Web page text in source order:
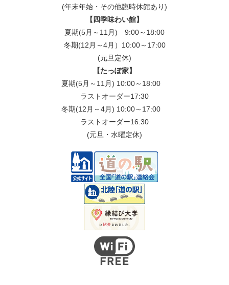
(年末年始・その他臨時休館あり)
【四季味わい館】
夏期(5月～11月) 9:00～18:00
冬期(12月～4月）10:00～17:00
(元旦定休)
【たっぽ家】
夏期(5月～11月) 10:00～18:00
ラストオーダー17:30
冬期(12月～4月) 10:00～17:00
ラストオーダー16:30
(元旦・水曜定休)